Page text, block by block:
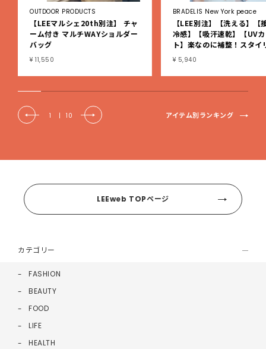
OUTDOOR PRODUCTS
【LEEマルシェ20th別注】 チャ
ーム付き マルチWAYショルダー
バッグ
¥ 11,550
BRADELIS New York peace
【LEE別注】【洗える】【
冷感】【吸汗速乾】【UV
ト】楽なのに補整！スタイ
シュ綿混ブラキャミ
¥ 5,940
1 | 10 アイテム別ランキング
LEEweb TOPページ
カテゴリー
FASHION
BEAUTY
FOOD
LIFE
HEALTH